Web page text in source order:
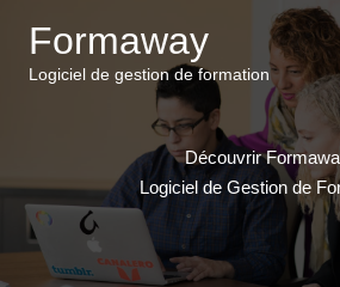
contenu
Formaway
Logiciel de gestion de formation
Découvrir
Logiciel de Gestion de